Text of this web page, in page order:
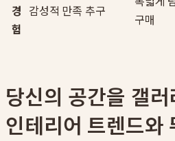
경
험
감성적 만족 추구
구매
당신의 공간을 갤
인테리어 트렌드와